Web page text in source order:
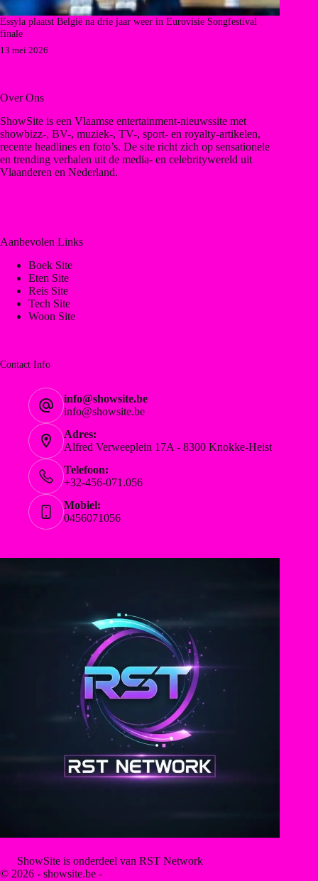
Essyla plaatst België na drie jaar weer in Eurovisie Songfestival
finale
13 mei 2026
Over Ons
ShowSite is een Vlaamse entertainment-nieuwssite met
showbizz-, BV-, muziek-, TV-, sport- en royalty-artikelen,
recente headlines en foto’s. De site richt zich op sensationele
en trending verhalen uit de media- en celebritywereld uit
Vlaanderen en Nederland.
Aanbevolen Links
Boek Site
Eten Site
Reis Site
Tech Site
Woon Site
Contact Info
info@showsite.be
info@showsite.be
Adres:
Alfred Verweeplein 17A - 8300 Knokke-Heist
Telefoon:
+32-456-071.056
Mobiel:
0456071056
ShowSite is onderdeel van RST Network
© 2026 - showsite.be -